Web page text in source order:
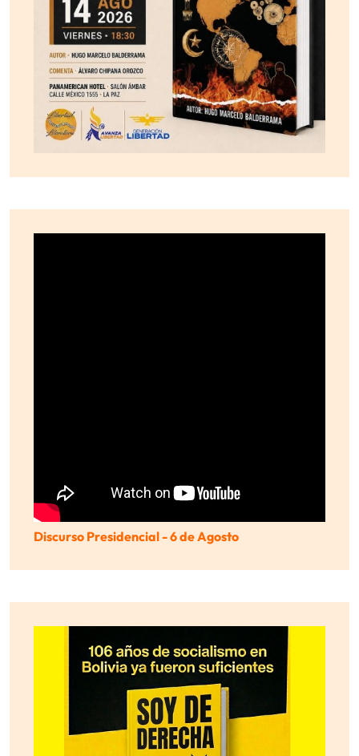
Discurso Presidencial - 6 de Agosto